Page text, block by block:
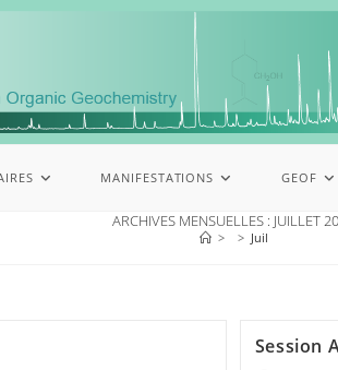
MANIFESTATIONS GEOF
ARCHIVES MENSUELLES : JUILLET
> > Juil
Session